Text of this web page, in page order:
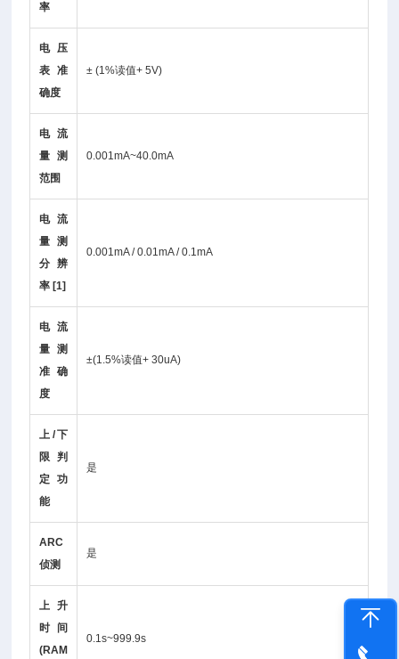
率
电压
表准
确度
± (1%读值+ 5V)
电流
量测
范围
0.001mA~40.0mA
电流
量测
分辨
率 [1]
0.001mA / 0.01mA / 0.1mA
电流
量测
准确
度
±(1.5%读值+ 30uA)
上/下
限判
定功
能
是
ARC
侦测
是
上升
时间
(RAM
0.1s~999.9s